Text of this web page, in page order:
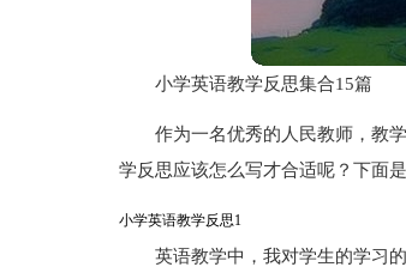
小学英语教学反思集合15篇
作为一名优秀的人民教师，教
学反思应该怎么写才合适呢？下面
小学英语教学反思1
英语教学中，我对学生的学习